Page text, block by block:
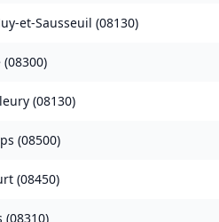
et-Sausseuil (08130)
(08300)
(08130)
(08500)
(08450)
(08310)